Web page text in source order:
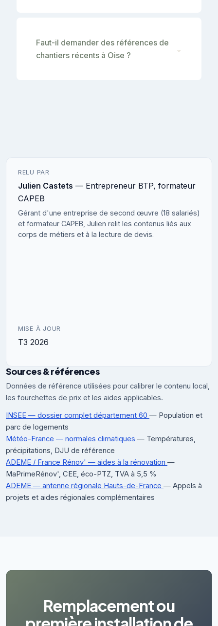
Faut-il demander des références de
chantiers récents à Oise ?
⌄
RELU PAR
Julien Castets — Entrepreneur BTP, formateur
CAPEB
Gérant d'une entreprise de second œuvre (18 salariés)
et formateur CAPEB, Julien relit les contenus liés aux
corps de métiers et à la lecture de devis.
MISE À JOUR
T3 2026
Sources & références
Données de référence utilisées pour calibrer le contenu local,
les fourchettes de prix et les aides applicables.
INSEE — dossier complet département 60 — Population et
parc de logements
Météo-France — normales climatiques — Températures,
précipitations, DJU de référence
ADEME / France Rénov' — aides à la rénovation —
MaPrimeRénov', CEE, éco-PTZ, TVA à 5,5 %
ADEME — antenne régionale Hauts-de-France — Appels à
projets et aides régionales complémentaires
Remplacement ou